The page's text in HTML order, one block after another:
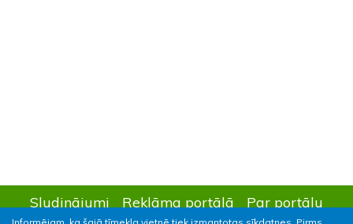
Sludinājumi Reklāma portālā Par portālu